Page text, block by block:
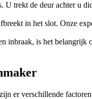
trekt de deur achter u
in het slot. Onze
inbraak, is het
er verschillende